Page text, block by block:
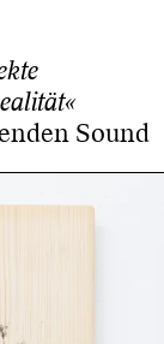
Sound